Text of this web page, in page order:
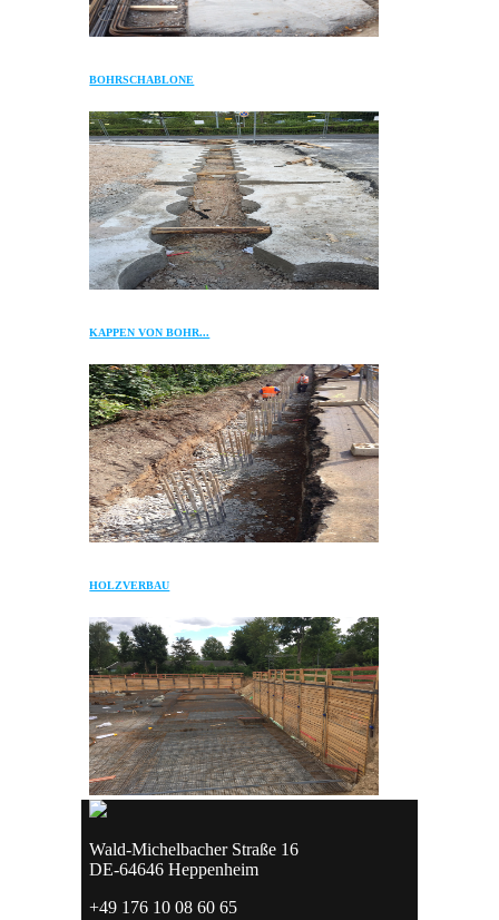
BOHRSCHABLONE
KAPPEN VON BOHR...
HOLZVERBAU
Wald-Michelbacher Straße 16
DE-64646 Heppenheim
+49 176 10 08 60 65